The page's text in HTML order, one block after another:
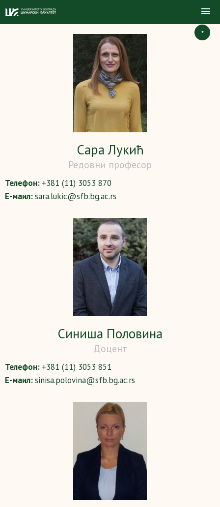
+
Сара Лукић
Редовни професор
Телефон: +381 (11) 3053 870
Е-маил:sara.lukic@sfb.bg.ac.rs
Синиша Половина
Доцент
Телефон: +381 (11) 3053 851
Е-маил:sinisa.polovina@sfb.bg.ac.rs